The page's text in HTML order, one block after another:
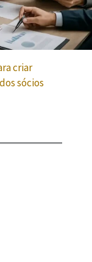
criar
sócios